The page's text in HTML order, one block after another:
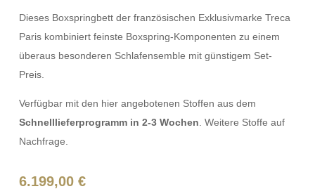
Dieses Boxspringbett der französischen Exklusivmarke Treca
Paris kombiniert feinste Boxspring-Komponenten zu einem
überaus besonderen Schlafensemble mit günstigem Set-
Preis.
Verfügbar mit den hier angebotenen Stoffen aus dem
Schnelllieferprogramm in 2-3 Wochen . Weitere Stoffe auf
Nachfrage.
6.199,00€